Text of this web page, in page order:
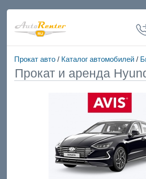
Прокат авто/ Каталог автомобилей/
Прокат и аренда